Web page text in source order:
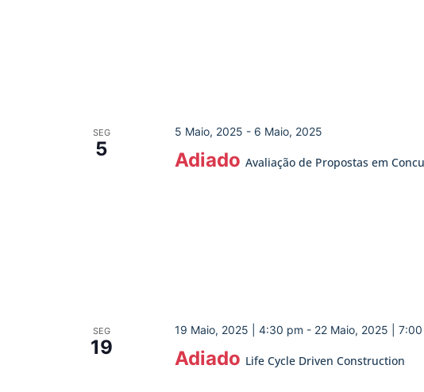
SEG
5 Adiado Avaliação de Propostas em
5 Maio, 2025 - 6 Maio, 2025
SEG
19 Adiado Life Cycle Driven Construction
19 Maio, 2025 | 4:30 pm - 22 Maio, 2025 |